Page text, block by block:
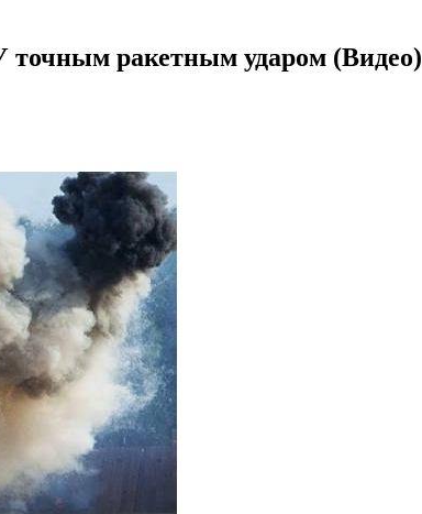
точным ракетным ударом (Видео)